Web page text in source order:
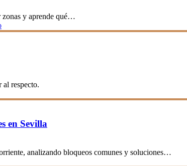
zonas y aprende qué…
respecto.
en Sevilla
analizando bloqueos comunes y soluciones…